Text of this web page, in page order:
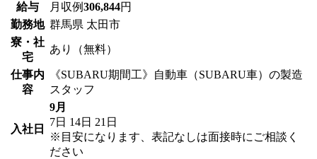
給与 月収例306,844円
勤務地 群馬県 太田市
寮・社
宅
あり（無料）
仕事内
容
《SUBARU期間工》自動車（SUBARU車）の製造
スタッフ
入社日
9月
7日 14日 21日
※目安になります、表記なしは面接時にご相談く
ださい